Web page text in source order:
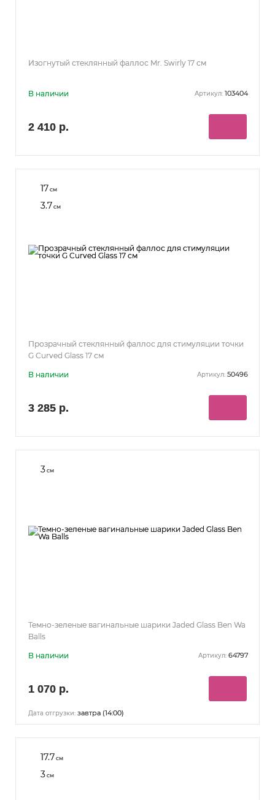
Изогнутый стеклянный фаллос Mr. Swirly 17 см
В наличии Артикул: 103404
2 410 р.
17см
3.7см
Прозрачный стеклянный фаллос для стимуляции точки
G Curved Glass 17 см
В наличии Артикул: 50496
3 285 р.
3см
Темно-зеленые вагинальные шарики Jaded Glass Ben Wa
Balls
В наличии Артикул: 64797
1 070 р.
Дата отгрузки: завтра (14:00)
17.7см
3см